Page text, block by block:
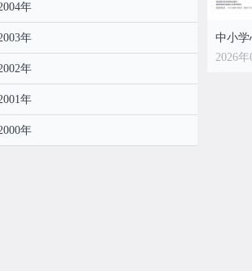
年
年
年
年
年
2026年